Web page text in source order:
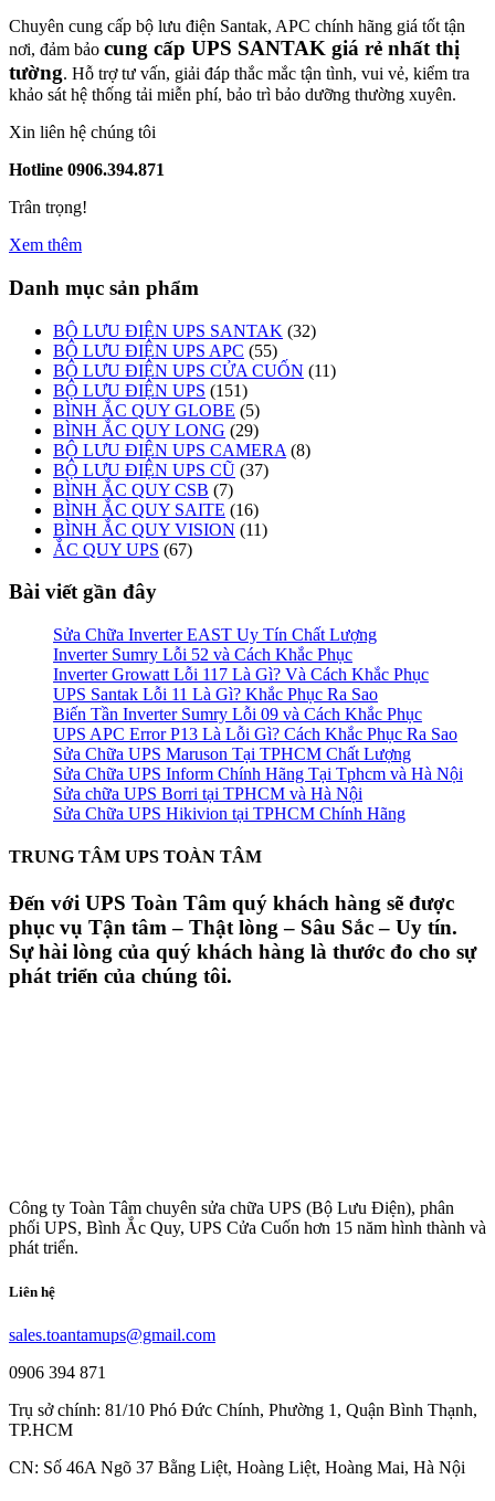
Chuyên cung cấp bộ lưu điện Santak, APC chính hãng giá tốt tận
nơi, đảm bảo cung cấp UPS SANTAK giá rẻ nhất thị
tường. Hỗ trợ tư vấn, giải đáp thắc mắc tận tình, vui vẻ, kiểm tra
khảo sát hệ thống tải miễn phí, bảo trì bảo dưỡng thường xuyên.
Xin liên hệ chúng tôi
Hotline 0906.394.871
Trân trọng!
Xem thêm
Danh mục sản phẩm
BỘ LƯU ĐIỆN UPS SANTAK (32)
BỘ LƯU ĐIỆN UPS APC (55)
BỘ LƯU ĐIỆN UPS CỬA CUỐN (11)
BỘ LƯU ĐIỆN UPS (151)
BÌNH ẮC QUY GLOBE (5)
BÌNH ẮC QUY LONG (29)
BỘ LƯU ĐIỆN UPS CAMERA (8)
BỘ LƯU ĐIỆN UPS CŨ (37)
BÌNH ẮC QUY CSB (7)
BÌNH ẮC QUY SAITE (16)
BÌNH ẮC QUY VISION (11)
ẮC QUY UPS (67)
Bài viết gần đây
Sửa Chữa Inverter EAST Uy Tín Chất Lượng
Inverter Sumry Lỗi 52 và Cách Khắc Phục
Inverter Growatt Lỗi 117 Là Gì? Và Cách Khắc Phục
UPS Santak Lỗi 11 Là Gì? Khắc Phục Ra Sao
Biến Tần Inverter Sumry Lỗi 09 và Cách Khắc Phục
UPS APC Error P13 Là Lỗi Gì? Cách Khắc Phục Ra Sao
Sửa Chữa UPS Maruson Tại TPHCM Chất Lượng
Sửa Chữa UPS Inform Chính Hãng Tại Tphcm và Hà Nội
Sửa chữa UPS Borri tại TPHCM và Hà Nội
Sửa Chữa UPS Hikivion tại TPHCM Chính Hãng
TRUNG TÂM UPS TOÀN TÂM
Đến với UPS Toàn Tâm quý khách hàng sẽ được
phục vụ Tận tâm – Thật lòng – Sâu Sắc – Uy tín.
Sự hài lòng của quý khách hàng là thước đo cho sự
phát triển của chúng tôi.
Công ty Toàn Tâm chuyên sửa chữa UPS (Bộ Lưu Điện), phân
phối UPS, Bình Ắc Quy, UPS Cửa Cuốn hơn 15 năm hình thành và
phát triển.
Liên hệ
sales.toantamups@gmail.com
0906 394 871
Trụ sở chính: 81/10 Phó Đức Chính, Phường 1, Quận Bình Thạnh,
TP.HCM
CN: Số 46A Ngõ 37 Bằng Liệt, Hoàng Liệt, Hoàng Mai, Hà Nội